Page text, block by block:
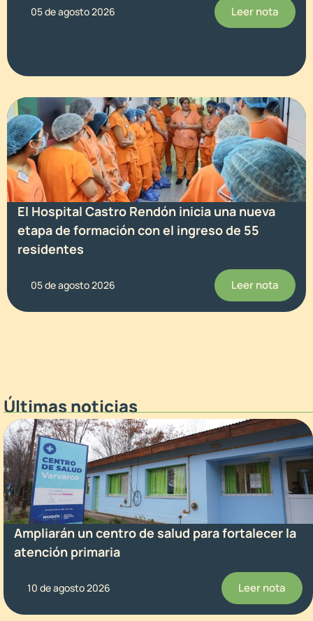
05 de agosto 2026 Leer nota
El Hospital Castro Rendón inicia una nueva
etapa de formación con el ingreso de 55
residentes
05 de agosto 2026 Leer nota
Últimas noticias
Ampliarán un centro de salud para fortalecer la
atención primaria
10 de agosto 2026 Leer nota